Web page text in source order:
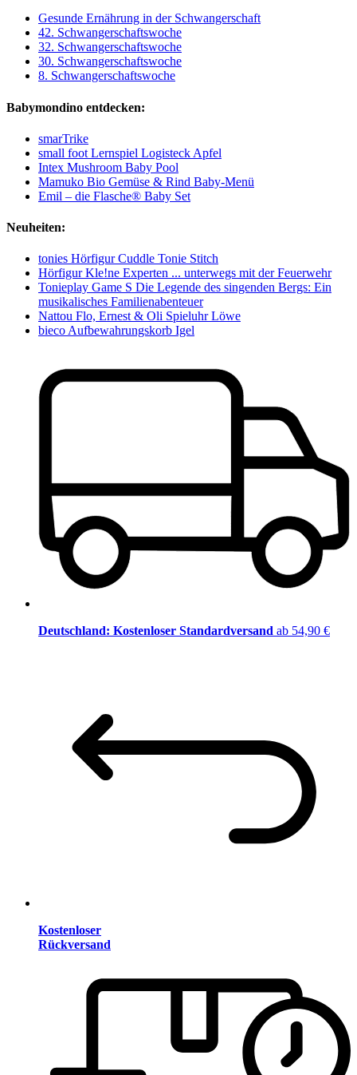
Gesunde Ernährung in der Schwangerschaft
42. Schwangerschaftswoche
32. Schwangerschaftswoche
30. Schwangerschaftswoche
8. Schwangerschaftswoche
Babymondino entdecken:
smarTrike
small foot Lernspiel Logisteck Apfel
Intex Mushroom Baby Pool
Mamuko Bio Gemüse & Rind Baby-Menü
Emil – die Flasche® Baby Set
Neuheiten:
tonies Hörfigur Cuddle Tonie Stitch
Hörfigur Kle!ne Experten ... unterwegs mit der Feuerwehr
Tonieplay Game S Die Legende des singenden Bergs: Ein
musikalisches Familienabenteuer
Nattou Flo, Ernest & Oli Spieluhr Löwe
bieco Aufbewahrungskorb Igel
Deutschland: Kostenloser Standardversand ab 54,90 €
Kostenloser
Rückversand